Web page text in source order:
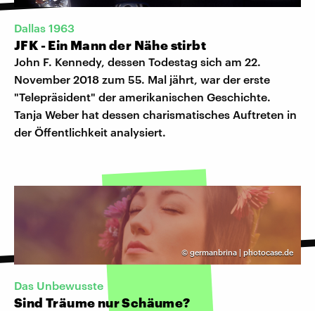
Dallas 1963
JFK - Ein Mann der Nähe stirbt
John F. Kennedy, dessen Todestag sich am 22.
November 2018 zum 55. Mal jährt, war der erste
"Telepräsident" der amerikanischen Geschichte.
Tanja Weber hat dessen charismatisches Auftreten in
der Öffentlichkeit analysiert.
© germanbrina | photocase.de
Das Unbewusste
Sind Träume nur Schäume?